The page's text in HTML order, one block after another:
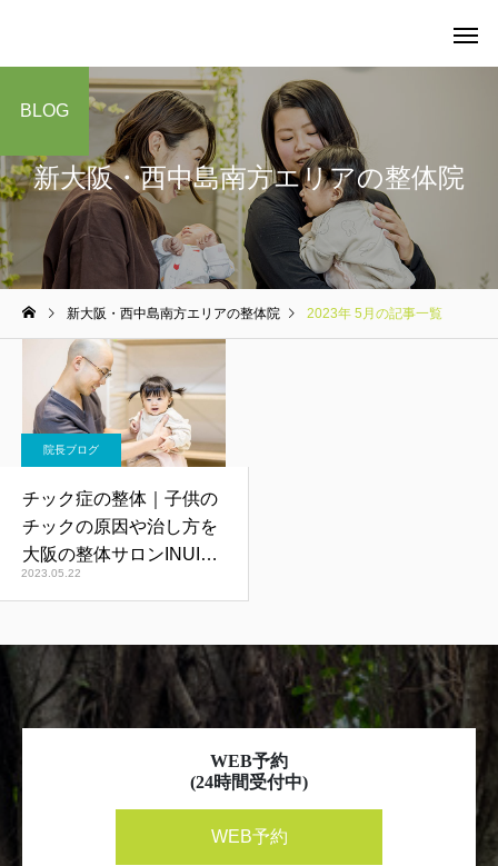
当院の料金について
マタニティケア
新大阪・西中島南方エリアの整体院
BLOG
新大阪・西中島南方エリアの整体院 2023年 5月の記事一覧
院長ブログ
チック症の整体｜子供の
チックの原因や治し方を
大阪の整体サロンINUIが
解説
2023.05.22
WEB予約
(24時間受付中)
WEB予約